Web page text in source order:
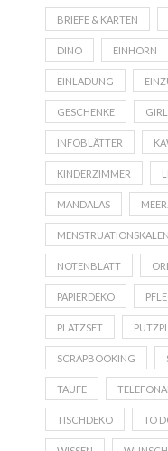
BRIEFE & KARTEN
DINO EINHORN
EINLADUNG
GESCHENKE
INFOBLÄTTER
KINDERZIMMER
MANDALAS
NOTENBLATT
PAPIERDEKO
PLATZSET
SCRAPBOOKING
TAUFE
TISCHDEKO TO